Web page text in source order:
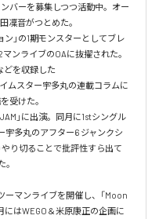
バーを募集しつつ活動中。オー
凜音がつとめた。
」の1期モンスターとしてブレ
ンライブのOAに抜擢された。
どを収録した
イムスター宇多丸の連載コラムに
受けた。
」に出演。同月に1stシングル
宇多丸のアフター6 ジャンクシ
やり切ることで批評性すら出て
。
マンライブを開催し、「Moon
にはWEGO＆米原康正の企画に